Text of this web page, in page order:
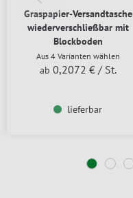
Graspapier-Versandtasche
wiederverschließbar mit
Blockboden
Aus 4 Varianten wählen
ab 0,2072 € / St.
lieferbar